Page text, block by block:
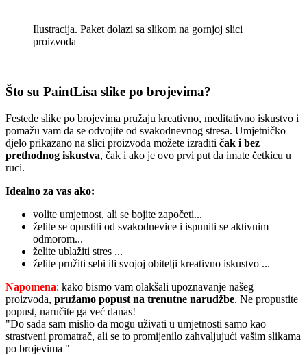
Ilustracija. Paket dolazi sa slikom na gornjoj slici
proizvoda
Što su PaintLisa slike po brojevima?
Festede slike po brojevima pružaju kreativno, meditativno iskustvo i
pomažu vam da se odvojite od svakodnevnog stresa. Umjetničko
djelo prikazano na slici proizvoda možete izraditi čak i bez
prethodnog iskustva, čak i ako je ovo prvi put da imate četkicu u
ruci.
Idealno za vas ako:
volite umjetnost, ali se bojite započeti...
želite se opustiti od svakodnevice i ispuniti se aktivnim
odmorom...
želite ublažiti stres ...
želite pružiti sebi ili svojoj obitelji kreativno iskustvo ...
Napomena: kako bismo vam olakšali upoznavanje našeg
proizvoda, pružamo popust na trenutne narudžbe. Ne propustite
popust, naručite ga već danas!
"Do sada sam mislio da mogu uživati u umjetnosti samo kao
strastveni promatrač, ali se to promijenilo zahvaljujući vašim slikama
po brojevima "